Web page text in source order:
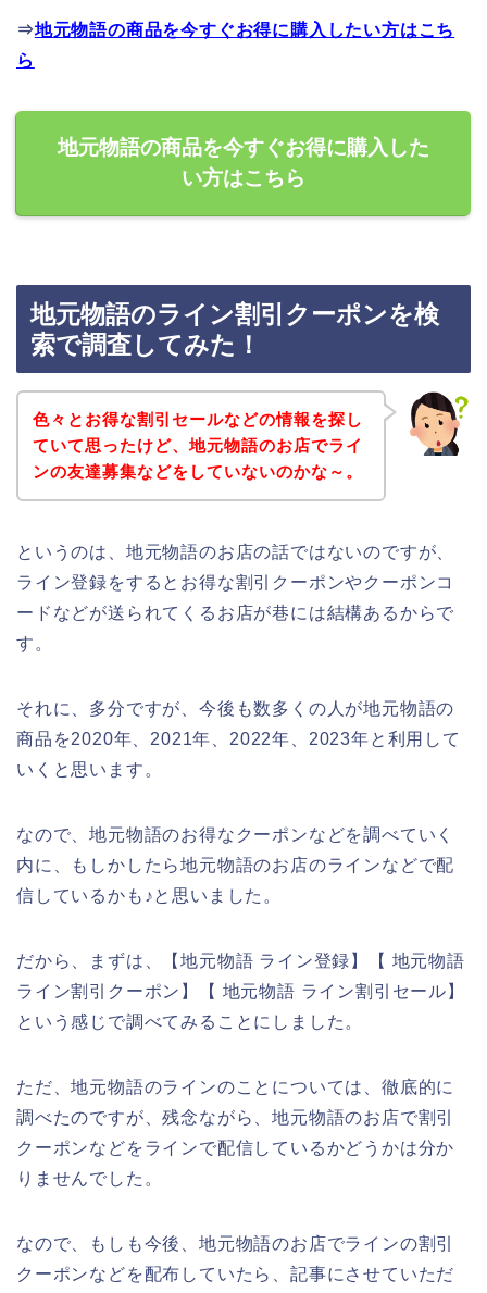
⇒地元物語の商品を今すぐお得に購入したい方はこち
ら
地元物語の商品を今すぐお得に購入した
い方はこちら
地元物語のライン割引クーポンを検
索で調査してみた！
色々とお得な割引セールなどの情報を探し
ていて思ったけど、地元物語のお店でライ
ンの友達募集などをしていないのかな～。
というのは、地元物語のお店の話ではないのですが、
ライン登録をするとお得な割引クーポンやクーポンコ
ードなどが送られてくるお店が巷には結構あるからで
す。
それに、多分ですが、今後も数多くの人が地元物語の
商品を2020年、2021年、2022年、2023年と利用して
いくと思います。
なので、地元物語のお得なクーポンなどを調べていく
内に、もしかしたら地元物語のお店のラインなどで配
信しているかも♪と思いました。
だから、まずは、【地元物語 ライン登録】【 地元物語
ライン割引クーポン】【 地元物語 ライン割引セール】
という感じで調べてみることにしました。
ただ、地元物語のラインのことについては、徹底的に
調べたのですが、残念ながら、地元物語のお店で割引
クーポンなどをラインで配信しているかどうかは分か
りませんでした。
なので、もしも今後、地元物語のお店でラインの割引
クーポンなどを配布していたら、記事にさせていただ